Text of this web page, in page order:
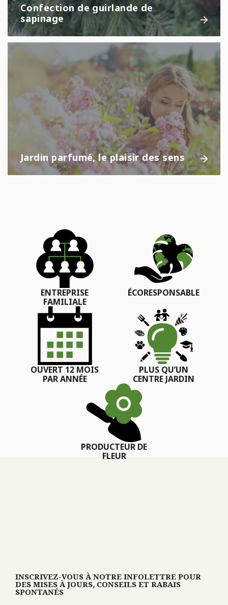
Confection de guirlande de
sapinage
Jardin parfumé, le plaisir des sens
ENTREPRISE
FAMILIALE
ÉCORESPONSABLE
OUVERT 12 MOIS
PAR ANNÉE
PLUS QU’UN
CENTRE JARDIN
PRODUCTEUR DE
FLEUR
INSCRIVEZ-VOUS À NOTRE INFOLETTRE POUR
DES MISES À JOURS, CONSEILS ET RABAIS
SPONTANÉS